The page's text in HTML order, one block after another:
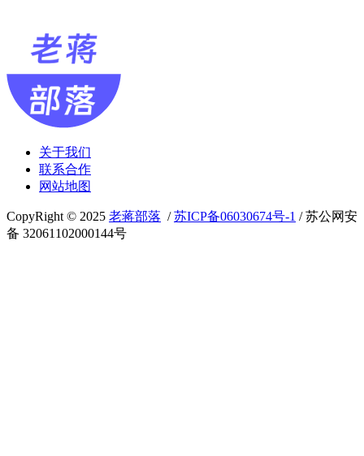
关于我们
联系合作
网站地图
CopyRight © 2025 老蒋部落 /苏ICP备06030674号-1 / 苏公网安
备 32061102000144号